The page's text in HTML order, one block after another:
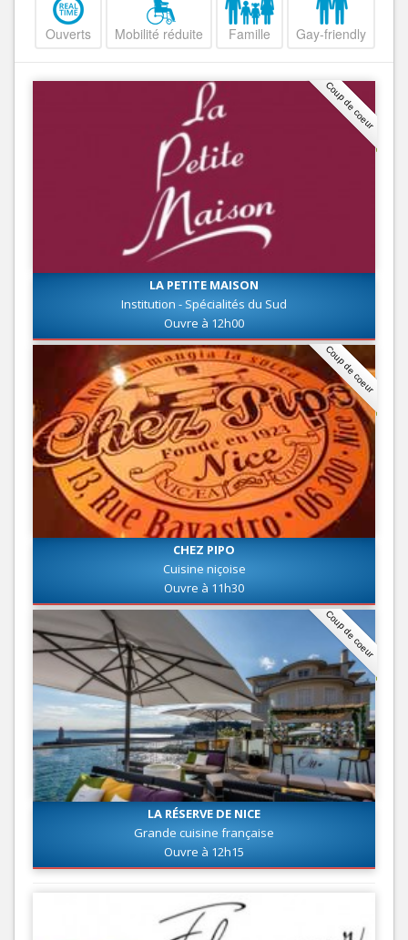
Ouverts Mobilité réduite Famille Gay-friendly
Coup de coeur
LA PETITE MAISON
Institution - Spécialités du Sud
Ouvre à 12h00
Coup de coeur
CHEZ PIPO
Cuisine niçoise
Ouvre à 11h30
Coup de coeur
LA RÉSERVE DE NICE
Grande cuisine française
Ouvre à 12h15